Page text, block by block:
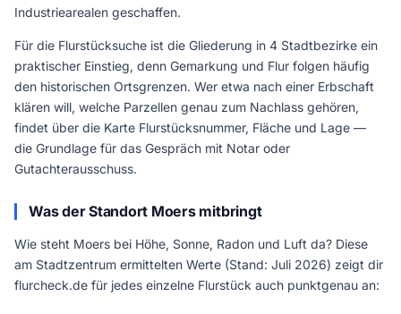
Industriearealen geschaffen.
Für die Flurstücksuche ist die Gliederung in 4 Stadtbezirke ein
praktischer Einstieg, denn Gemarkung und Flur folgen häufig
den historischen Ortsgrenzen. Wer etwa nach einer Erbschaft
klären will, welche Parzellen genau zum Nachlass gehören,
findet über die Karte Flurstücksnummer, Fläche und Lage —
die Grundlage für das Gespräch mit Notar oder
Gutachterausschuss.
Was der Standort Moers mitbringt
Wie steht Moers bei Höhe, Sonne, Radon und Luft da? Diese
am Stadtzentrum ermittelten Werte (Stand: Juli 2026) zeigt dir
flurcheck.de für jedes einzelne Flurstück auch punktgenau an: